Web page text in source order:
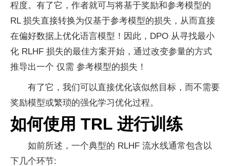
程度。有了它，作者就可与将基于奖励和参考模型的
RL 损失直接转换为仅基于参考模型的损失，从而直接
在偏好数据上优化语言模型！因此，DPO 从寻找最小
化 RLHF 损失的最佳方案开始，通过改变参量的方式
推导出一个 仅需 参考模型的损失！
有了它，我们可以直接优化该似然目标，而不需要
奖励模型或繁琐的强化学习优化过程。
如何使用 TRL 进行训练
如前所述，一个典型的 RLHF 流水线通常包含以
下几个环节: